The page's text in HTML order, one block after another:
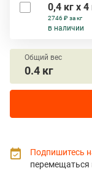
0,4 кг х
2746 ₽ за кг
в наличии
Общий вес
0.4 кг
Подпишитесь
перемещаться